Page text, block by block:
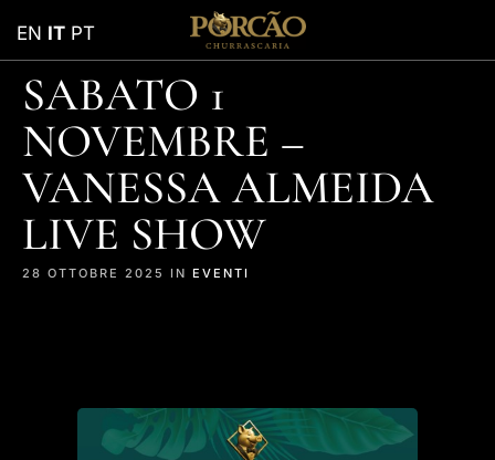
SABATO 1
NOVEMBRE –
VANESSA ALMEIDA
LIVE SHOW
28 OTTOBRE 2025 IN EVENTI
EN IT PT